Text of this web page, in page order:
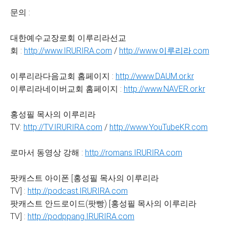
문의 :
대한예수교장로회 이루리라선교
회 : http://www.IRURIRA.com / http://www.이루리라.com
이루리라다음교회 홈페이지 : http://www.DAUM.or.kr
이루리라네이버교회 홈페이지 : http://www.NAVER.or.kr
홍성필 목사의 이루리라
TV: http://TV.IRURIRA.com / http://www.YouTubeKR.com
로마서 동영상 강해 : http://romans.IRURIRA.com
팟캐스트 아이폰 [홍성필 목사의 이루리라
TV] : http://podcast.IRURIRA.com
팟캐스트 안드로이드(팟빵) [홍성필 목사의 이루리라
TV] : http://podppang.IRURIRA.com